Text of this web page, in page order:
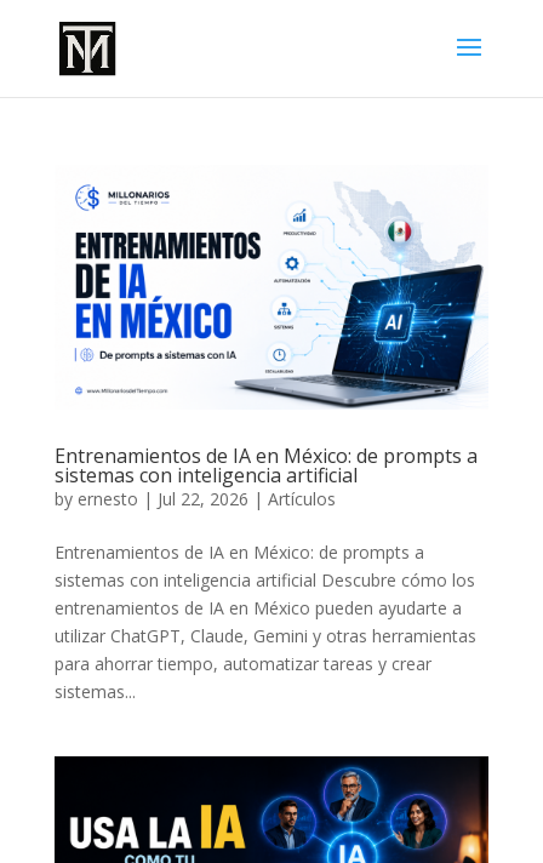
Entrenamientos de IA en México: de prompts a
sistemas con inteligencia artificial
by ernesto | Jul 22, 2026 | Artículos
Entrenamientos de IA en México: de prompts a
sistemas con inteligencia artificial Descubre cómo los
entrenamientos de IA en México pueden ayudarte a
utilizar ChatGPT, Claude, Gemini y otras herramientas
para ahorrar tiempo, automatizar tareas y crear
sistemas...